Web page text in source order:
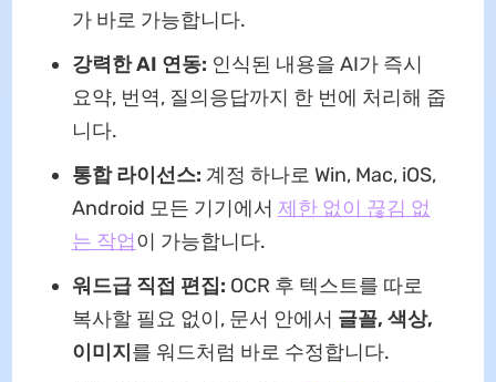
가 바로 가능합니다.
강력한 AI 연동: 인식된 내용을 AI가 즉시
요약, 번역, 질의응답까지 한 번에 처리해 줍
니다.
통합 라이선스: 계정 하나로 Win, Mac, iOS,
Android 모든 기기에서 제한 없이 끊김 없
는 작업이 가능합니다.
워드급 직접 편집: OCR 후 텍스트를 따로
복사할 필요 없이, 문서 안에서 글꼴, 색상,
이미지를 워드처럼 바로 수정합니다.